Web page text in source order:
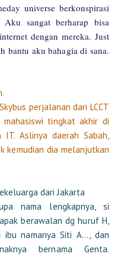
universe berkonspirasi
sangat berharap bisa
dengan mereka. Just
bantu aku bahagia di sana.
perjalanan dari LCCT
tingkat akhir di
Aslinya daerah Sabah,
kemudian dia melanjutkan
dari Jakarta
nama lengkapnya, si
berawalan dg huruf H,
ibu namanya Siti A..., dan
bernama Genta.